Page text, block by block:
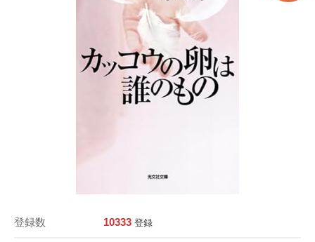
登録数 10333 登録